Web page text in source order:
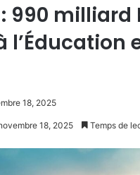
990 milliard
l’Éducation
18, 2025
18, 2025 Temps de